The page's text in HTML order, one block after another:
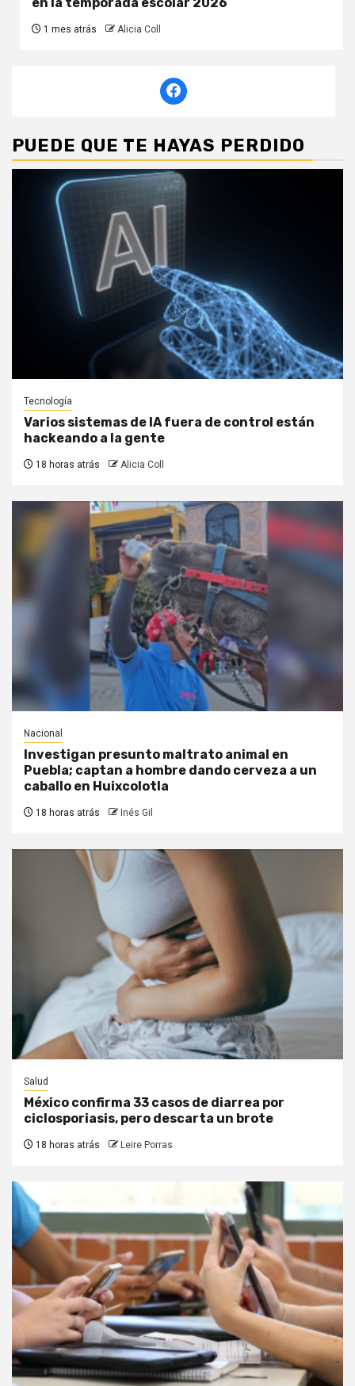
1 mes atrás Alicia Coll
PUEDE QUE TE HAYAS PERDIDO
Tecnología
Varios sistemas de IA fuera de control están
hackeando a la gente
18 horas atrás Alicia Coll
Nacional
Investigan presunto maltrato animal en
Puebla; captan a hombre dando cerveza a un
caballo en Huixcolotla
18 horas atrás Inés Gil
Salud
México confirma 33 casos de diarrea por
ciclosporiasis, pero descarta un brote
18 horas atrás Leire Porras